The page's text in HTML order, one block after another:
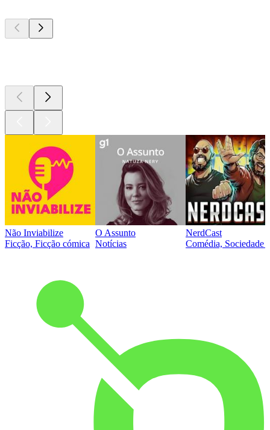
Não Inviabilize
Ficção, Ficção cómica
O Assunto
Notícias
NerdCast
Comédia, Sociedade